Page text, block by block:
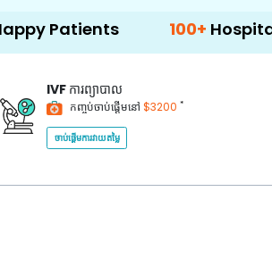
100+Hospitals & Clinics
IVF ការព្យាបាល
កញ្ចប់ចាប់ផ្តើមនៅ $3200 *
ចាប់ផ្តើមការវាយតម្លៃ